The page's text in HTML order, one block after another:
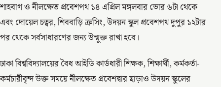
শাহবাগ ও নীলক্ষেত প্রবেশপথ ১৪ এপ্রিল মঙ্গলবার ভোর ৬টা থেকে
এবং দোয়েল চত্বর, শিববাড়ি ক্রসিং, উদয়ন স্কুল প্রবেশপথ দুপুর ১২টার
পর থেকে সর্বসাধারণের জন্য উন্মুক্ত রাখা হবে।
ঢাকা বিশ্ববিদ্যালয়ের বৈধ আইডি কার্ডধারী শিক্ষক, শিক্ষার্থী, কর্মকর্তা-
কর্মচারীবৃন্দ উক্ত সময়ে নীলক্ষেত প্রবেশদ্বার ছাড়াও উদয়ন স্কুলের